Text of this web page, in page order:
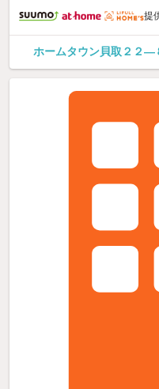
提
ホームタウン貝取２２—